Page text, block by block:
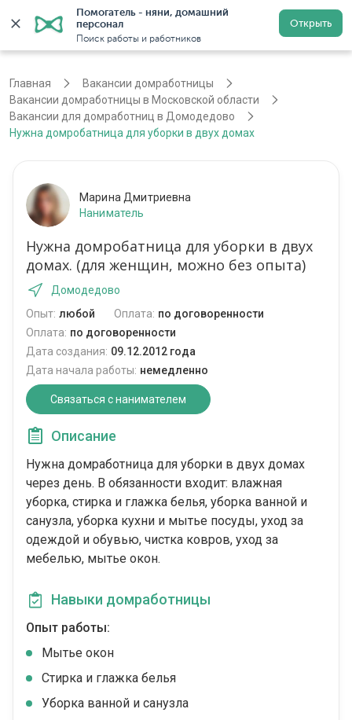
Помогатель - няни, домашний
персонал
Поиск работы и работников
Открыть
Регистрация
Главная
Вакансии домработницы
Вакансии домработницы в Московской области
Вакансии для домработниц в Домодедово
Нужна домробатница для уборки в двух домах
Марина Дмитриевна
Наниматель
Нужна домробатница для уборки в двух
домах. (для женщин, можно без опыта)
Домодедово
Опыт: любой Оплата: по договоренности
Оплата: по договоренности
Дата создания: 09.12.2012 года
Дата начала работы: немедленно
Связаться с нанимателем
Описание
Нужна домработница для уборки в двух домах
через день. В обязанности входит: влажная
уборка, стирка и глажка белья, уборка ванной и
санузла, уборка кухни и мытье посуды, уход за
одеждой и обувью, чистка ковров, уход за
мебелью, мытье окон.
Навыки домработницы
Опыт работы:
Мытье окон
Стирка и глажка белья
Уборка ванной и санузла